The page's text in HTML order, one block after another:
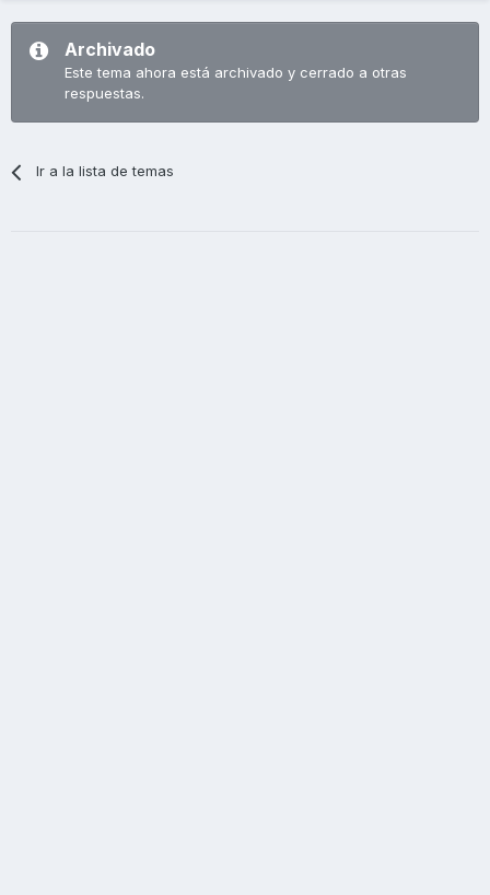
Archivado
Este tema ahora está archivado y cerrado a otras
respuestas.
Ir a la lista de temas